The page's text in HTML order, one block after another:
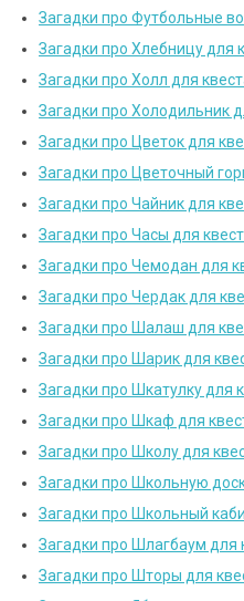
Загадки про Футбольные
Загадки про Хлебницу для
Загадки про Холл для
Загадки про Холодильник
Загадки про Цветок для
Загадки про Цветочный
Загадки про Чайник для
Загадки про Часы для
Загадки про Чемодан для
Загадки про Чердак для
Загадки про Шалаш для
Загадки про Шарик для
Загадки про Шкатулку для
Загадки про Шкаф для
Загадки про Школу для
Загадки про Школьную
Загадки про Школьный
Загадки про Шлагбаум для
Загадки про Шторы для